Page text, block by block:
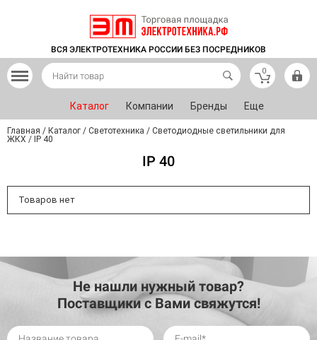
ВСЯ ЭЛЕКТРОТЕХНИКА РОССИИ БЕЗ ПОСРЕДНИКОВ
0
Каталог Компании Бренды Еще
Главная / Каталог / Светотехника / Светодиодные светильники для
ЖКХ / IP 40
IP 40
Товаров нет
Не нашли нужный товар?
Поставщики с Вами свяжутся!